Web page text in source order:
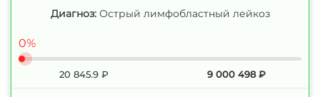
Диагноз: Острый лимфобластный лейкоз
0%
20 845.9 ₽ 9 000 498₽